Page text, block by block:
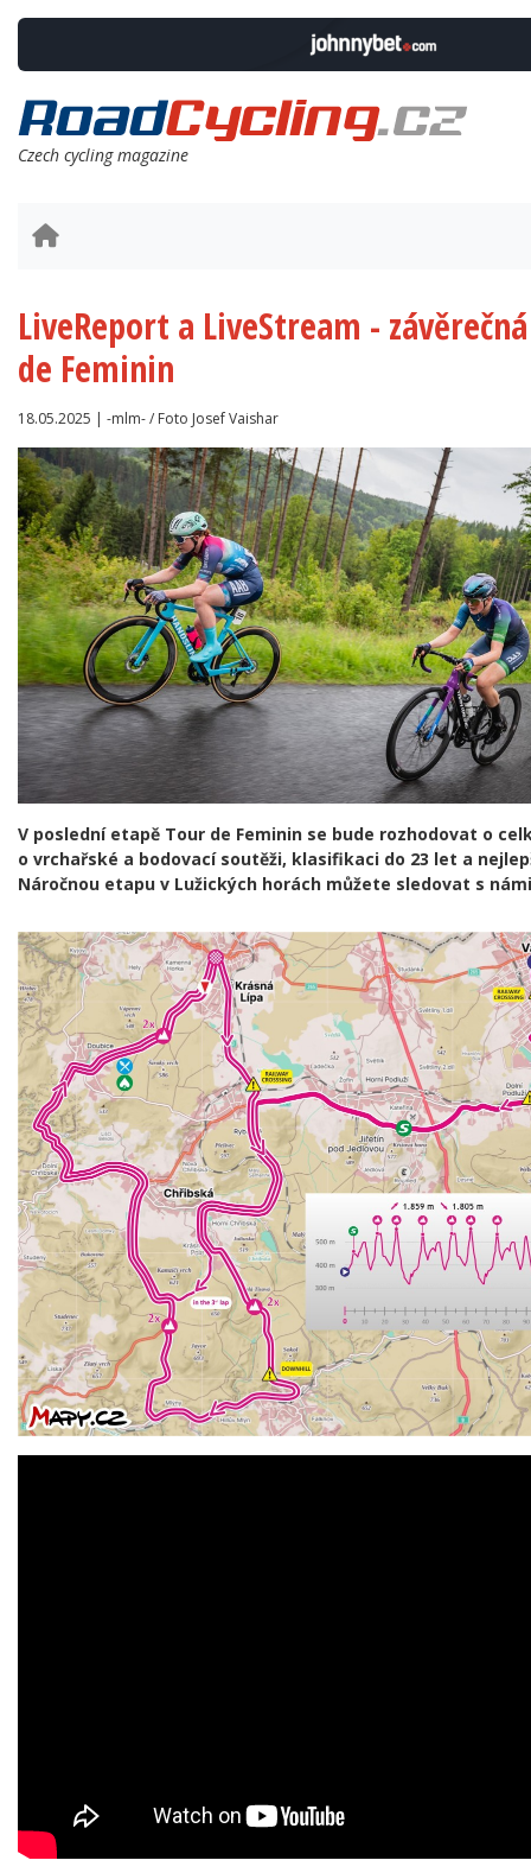
Czech cycling magazine
LiveReport a LiveStream -
de Feminin
18.05.2025 | -mlm- / Foto Josef Vaishar
V poslední etapě Tour de Feminin se bude rozhodovat o
o vrchařské a bodovací soutěži, klasifikaci do 23 let a
Náročnou etapu v Lužických horách můžete sledovat s